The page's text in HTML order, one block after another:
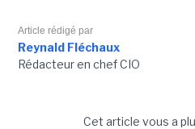
Article rédigé par
Reynald Fléchaux
Rédacteur en chef CIO
Cet article vous a